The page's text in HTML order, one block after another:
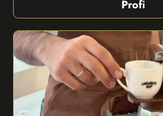
Profi